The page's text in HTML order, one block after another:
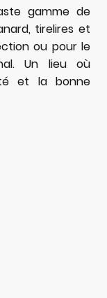
gamme de
tirelires et
ou pour le
Un lieu où
et la bonne